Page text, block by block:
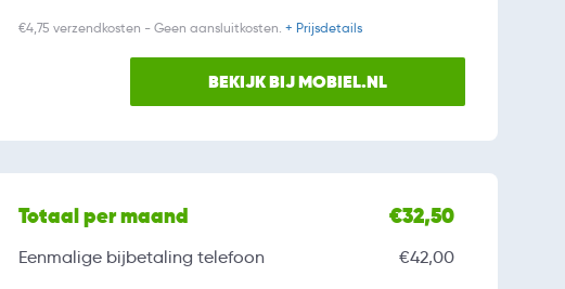
€4,75 verzendkosten - Geen aansluitkosten. + Prijsdetails
BEKIJK BIJ MOBIEL.NL
Totaal per maand €32,50
Eenmalige bijbetaling telefoon €42,00